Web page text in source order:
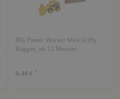
BIG Power Worker Mini Griffy
Bagger, ab 12 Monate
9,49 € *